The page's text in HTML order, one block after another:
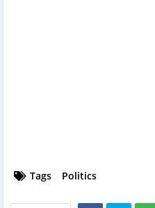
Tags Politics